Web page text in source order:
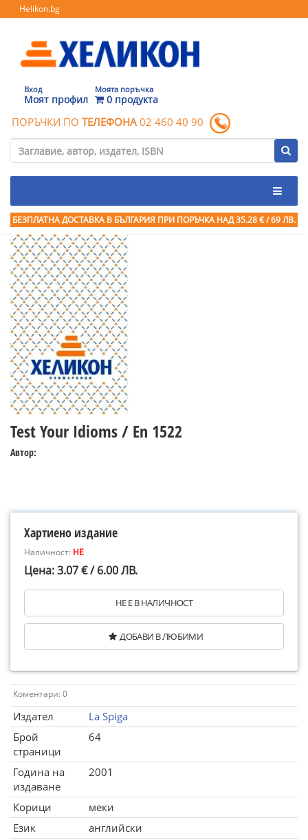
Helikon.bg
Вход
Моят профил
Моята поръчка
0 продукта
ПОРЪЧКИ ПО ТЕЛЕФОНА 02 460 40 90
БЕЗПЛАТНА ДОСТАВКА В БЪЛГАРИЯ ПРИ ПОРЪЧКА НАД 35.28 € / 69 ЛВ.
Test Your Idioms / En 1522
Автор:
Хартиено издание
Наличност: НЕ
Цена: 3.07 € / 6.00 ЛВ.
НЕ Е В НАЛИЧНОСТ
ДОБАВИ В ЛЮБИМИ
Коментари: 0
Издател
La Spiga
Брой
страници
64
Година на
издаване
2001
Корици
меки
Език
английски